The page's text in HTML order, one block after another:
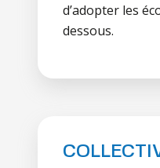
d’adopter les
dessous.